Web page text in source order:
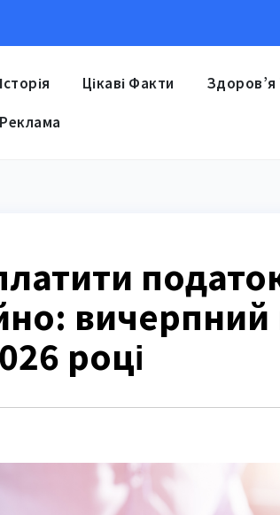
Історія Цікаві Факти Здоров’я
Реклама
вичерпний
році